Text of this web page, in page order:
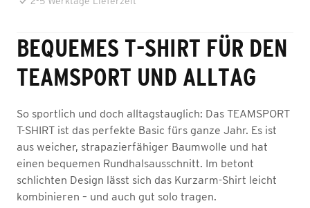
BEQUEMES T-SHIRT FÜR DEN
TEAMSPORT UND ALLTAG
So sportlich und doch alltagstauglich: Das TEAMSPORT
T-SHIRT ist das perfekte Basic fürs ganze Jahr. Es ist
aus weicher, strapazierfähiger Baumwolle und hat
einen bequemen Rundhalsausschnitt. Im betont
schlichten Design lässt sich das Kurzarm-Shirt leicht
kombinieren – und auch gut solo tragen.